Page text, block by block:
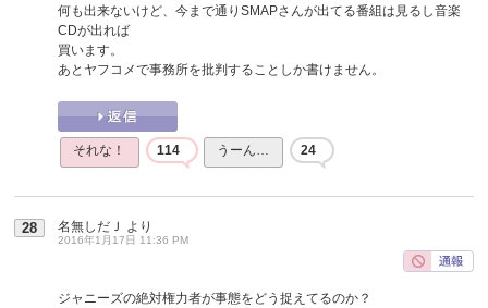
何も出来ないけど、今まで通りSMAPさんが出てる番組は見るし音楽
CDが出れば
買います。
あとヤフコメで事務所を批判することしか書けません。
それな！ 114 うーん… 24
28 名無しだＪ より
2016年1月17日 11:36 PM
ジャニーズの絶対権力者が事態をどう捉えてるのか？